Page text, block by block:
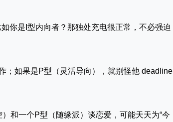
你是I型内向者？那独处充电很正常，不必强迫
；如果是P型（灵活导向），就别怪他 deadline
和一个P型（随缘派）谈恋爱，可能天天为“今